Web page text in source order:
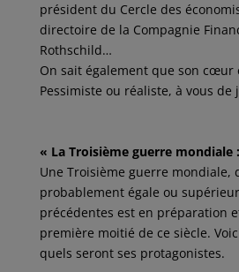
président du Cercle des
directoire de la Compagnie
Rothschild…
On sait également que son cœur
Pessimiste ou réaliste, à vous de
« La Troisième guerre mondiale
Une Troisième guerre mondiale,
probablement égale ou
précédentes est en préparation
première moitié de ce siècle.
quels seront ses protagonistes.